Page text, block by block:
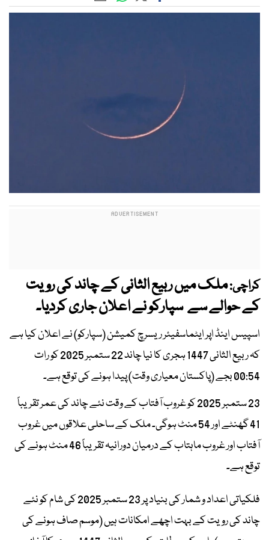
کراچی:ملک میں ربیع الثانی کے چاند کی رویت
کے حوالے سے سپارکو نے اعلان جاری کردیا۔
اسپیس اینڈ اپر ایٹماسفیئر ریسرچ کمیشن (سپارکو) نے اعلان کیا ہے
کہ ربیع الثانی 1447 ہجری کا نیا چاند 22 ستمبر 2025 کو رات
00:54 بجے (پاکستان معیاری وقت) پیدا ہونے کی توقع ہے۔
23 ستمبر 2025 کو غروب آفتاب کے وقت نئے چاند کی عمر تقریباً
41 گھنٹے اور 54 منٹ ہوگی۔ ملک کے ساحلی علاقوں میں غروب
آفتاب اور غروب ماہتاب کے درمیان دورانیہ تقریباً 46 منٹ ہونے کی
توقع ہے۔
فلکیاتی اعداد و شمار کی بنیاد پر 23 ستمبر 2025 کی شام کو نئے
چاند کی رویت کے بہت اچھے امکانات ہیں (موسم صاف ہونے کی